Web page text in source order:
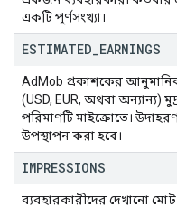
একটি পূর্ণসংখ্যা।
ESTIMATED EARNINGS
AdMob প্রকাশকের
(USD, EUR, অথবা অন্যান্য)
পরিমাণটি মাইক্রোতে।
উপস্থাপন করা হবে।
IMPRESSIONS
ব্যবহারকারীদের দেখানো মোট